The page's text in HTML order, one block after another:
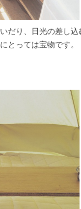
だり、日光の差し
とっては宝物です。